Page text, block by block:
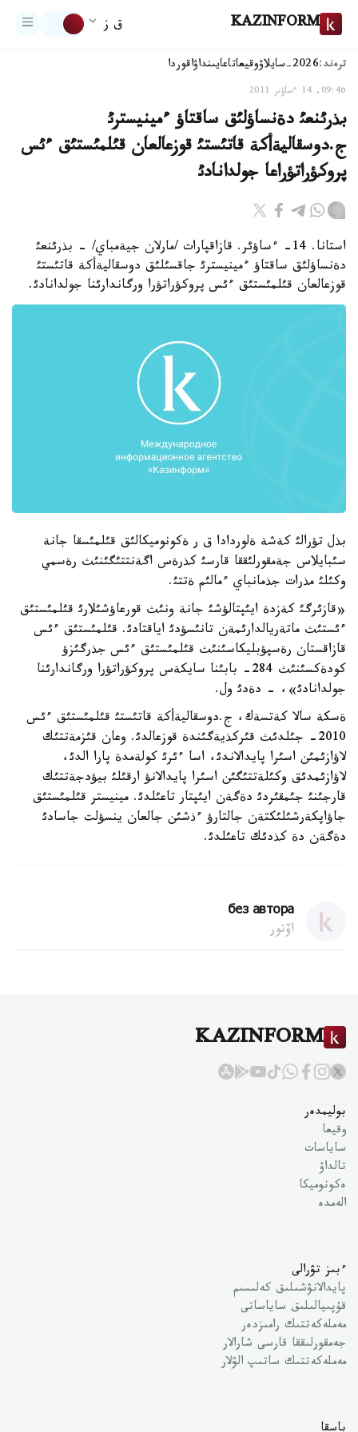
KAZINFORM ق ز
ترەند:2026-سايلاۋ وقيعاتاعايىنداۋاقوردا
09:46, 14 ءساۋىر 2011
بذرئنعئ دةنساؤلئق ساقتاؤ ءمينيسترئ
ج.دوسقاليةأكة قاتئستئ قوزعالعان قئلمئستئق ءئس
پروكؤراتؤراعا جولدانادئ
استانا. 14- ءساؤئر. قازاقپارات /مارلان جيةمباي/ - بذرئنعئ
دةنساؤلئق ساقتاؤ ءمينيسترئ جاقسئلئق دوسقاليةأكة قاتئستئ
قوزعالعان قئلمئستئق ءئس پروكؤراتؤرا ورگاندارئنا جولدانادئ.
بذل تؤرالئ كةشة ةلوردادا ق ر ةكونوميكالئق قئلمئسقا جانة
سئبايلاس جةمقورلئققا قارسئ كذرةس اگةنتتئگئنئث رةسمي
وكئلئ مذرات جذمانباي ءمالئم ةتتئ.
«قازئرگئ كةزدة ايئپتالؤشئ جانة ونئث قورعاؤشئلارئ قئلمئستئق
ءئستئث ماتةريالدارئمةن تانئسؤدئ اياقتادئ. قئلمئستئق ءئس
قازاقستان رةسپؤبليكاسئنئث قئلمئستئق ءئس جذرگئزؤ
كودةكسئنئث 284- بابئنا سايكةس پروكؤراتؤرا ورگاندارئنا
جولدانادئ»، - دةدئ ول.
ةسكة سالا كةتسةك، ج.دوسقاليةأكة قاتئستئ قئلمئستئق ءئس
2010- جئلدئث قئركذيةگئندة قوزعالدئ. وعان قئزمةتتئك
لاؤازئمئن اسئرا پايدالاندئ، اسا ءئرئ كولةمدة پارا الدئ،
لاؤازئمدئق وكئلةتتئگئن اسئرا پايدالانؤ ارقئلئ بيؤدجةتتئك
قارجئنئ جئمقئردئ دةگةن ايئپتار تاعئلدئ. مينيستر قئلمئستئق
جاؤاپكةرشئلئكتةن جالتارؤ ءذشئن جالعان ينسؤلت جاسادئ
دةگةن دة كذدئك تاعئلدئ.
без автора
اۆتور
KAZINFORM
بوليمدەر
وقيعا
ساياسات
تالداۋ
ەكونوميكا
الەمدە
ءبىز تۋرالى
پايدالانۋشىلىق كەلىسىم
قۇپىيالىلىق ساياساتى
مەملەكەتتىك رامىزدەر
جەمقورلىققا قارسى شارالار
مەملەكەتتىك ساتىپ الۋلار